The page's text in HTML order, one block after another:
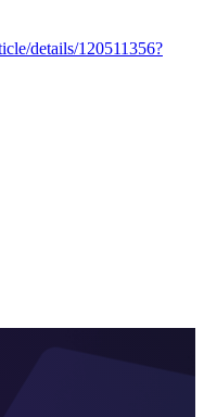
details/120511356?